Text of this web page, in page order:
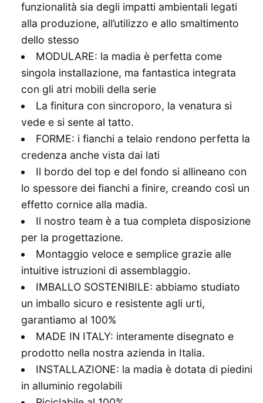
funzionalità sia degli impatti ambientali legati
alla produzione, all’utilizzo e allo smaltimento
dello stesso
MODULARE: la madia è perfetta come
singola installazione, ma fantastica integrata
con gli atri mobili della serie
La finitura con sincroporo, la venatura si
vede e si sente al tatto.
FORME: i fianchi a telaio rendono perfetta la
credenza anche vista dai lati
Il bordo del top e del fondo si allineano con
lo spessore dei fianchi a finire, creando così un
effetto cornice alla madia.
Il nostro team è a tua completa disposizione
per la progettazione.
Montaggio veloce e semplice grazie alle
intuitive istruzioni di assemblaggio.
IMBALLO SOSTENIBILE: abbiamo studiato
un imballo sicuro e resistente agli urti,
garantiamo al 100%
MADE IN ITALY: interamente disegnato e
prodotto nella nostra azienda in Italia.
INSTALLAZIONE: la madia è dotata di piedini
in alluminio regolabili